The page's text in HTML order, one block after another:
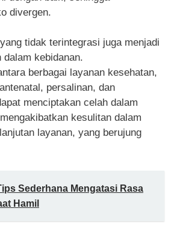
divergen.
tidak terintegrasi juga menjadi
dalam kebidanan.
berbagai layanan kesehatan,
persalinan, dan
menciptakan celah dalam
kesulitan dalam
layanan, yang berujung
Sederhana Mengatasi Rasa
Hamil